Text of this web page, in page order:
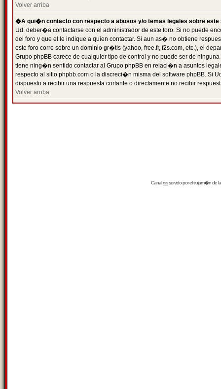
Volver arriba
�A qui�n contacto con respecto a abusos y/o temas legales sobre este
Ud. deber�a contactarse con el administrador de este foro. Si no puede
del foro y que el le indique a quien contactar. Si aun as� no obtiene
este foro corre sobre un dominio gr�tis (yahoo, free.fr, f2s.com, etc.), el
Grupo phpBB carece de cualquier tipo de control y no puede ser de
tiene ning�n sentido contactar al Grupo phpBB en relaci�n a asuntos
respecto al sitio phpbb.com o la discreci�n misma del software phpBB. Si
dispuesto a recibir una respuesta cortante o directamente no recibir
Volver arriba
Canalrssservido por eltrujam�nde